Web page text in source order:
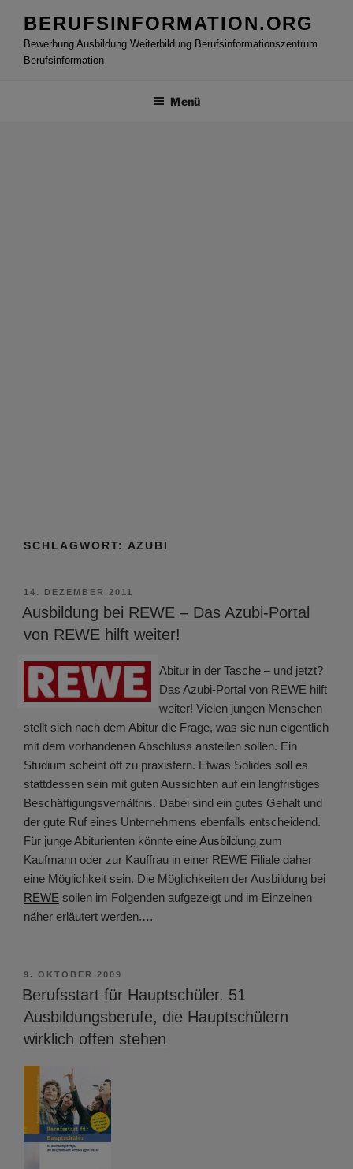
Inhalt
springen
BERUFSINFORMATION.ORG
Bewerbung Ausbildung Weiterbildung Berufsinformationszentrum
Berufsinformation
Menü
SCHLAGWORT: AZUBI
VERÖFFENTLICHT
AM
14. DEZEMBER 2011
Ausbildung bei REWE – Das Azubi-Portal
von REWE hilft weiter!
Abitur in der Tasche – und jetzt?
Das Azubi-Portal von REWE hilft
weiter! Vielen jungen Menschen
stellt sich nach dem Abitur die Frage, was sie nun eigentlich
mit dem vorhandenen Abschluss anstellen sollen. Ein
Studium scheint oft zu praxisfern. Etwas Solides soll es
stattdessen sein mit guten Aussichten auf ein langfristiges
Beschäftigungsverhältnis. Dabei sind ein gutes Gehalt und
der gute Ruf eines Unternehmens ebenfalls entscheidend.
Für junge Abiturienten könnte eineAusbildung zum
Kaufmann oder zur Kauffrau in einer REWE Filiale daher
eine Möglichkeit sein. Die Möglichkeiten der Ausbildung bei
REWE sollen im Folgenden aufgezeigt und im Einzelnen
näher erläutert werden.…
VERÖFFENTLICHT
AM
9. OKTOBER 2009
Berufsstart für Hauptschüler. 51
Ausbildungsberufe, die Hauptschülern
wirklich offen stehen